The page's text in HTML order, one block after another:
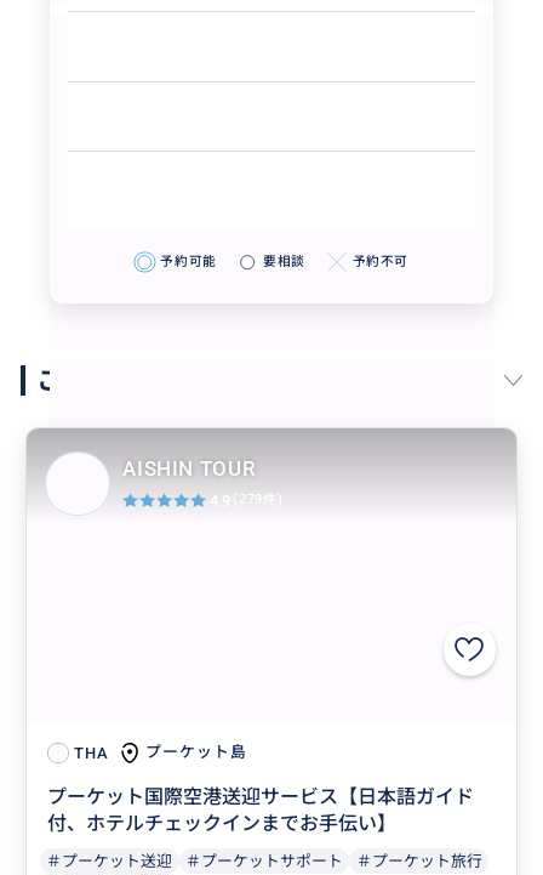
予約可能 要相談 予約不可
このガイドの他の商品
THA プーケット島
プーケット国際空港送迎サービス【日本語ガイド
付、ホテルチェックインまでお手伝い】
＃プーケット送迎 ＃プーケットサポート
＃プーケット旅行
AISHIN TOUR
4.9 (279件)